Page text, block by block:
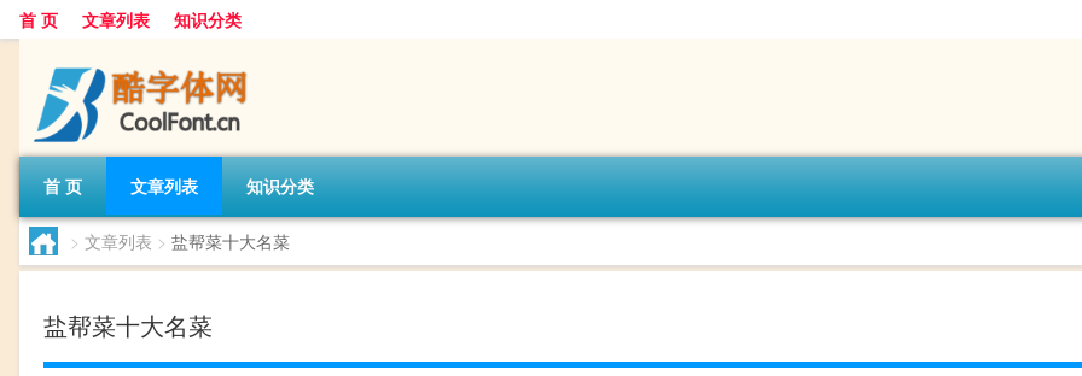
首 页 文章列表 知识分类
首 页 文章列表 知识分类
> 文章列表 > 盐帮菜十大名菜
盐帮菜十大名菜